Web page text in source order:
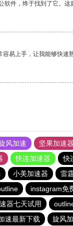
件，终于找到了它。
易上手，让我能够快速
风加速 坚果加速器
快连加速器 快
小美加速器 雷
instagram免
器七天试用
速最新下载 旋风